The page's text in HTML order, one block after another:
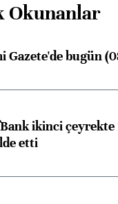
Okunanlar
Gazete'de bugün
ikinci
etti